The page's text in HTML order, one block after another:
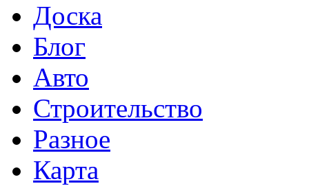
Доска
Блог
Авто
Строительство
Разное
Карта